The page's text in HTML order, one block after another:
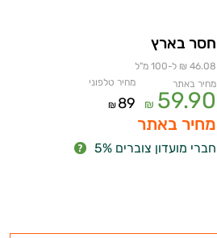
חסר בארץ
46.08 ₪ ל-100 מ"ל
מחיר באתר
59.90
₪
מחיר טלפוני
89
₪
מחיר באתר
חברי מועדון צוברים 5%